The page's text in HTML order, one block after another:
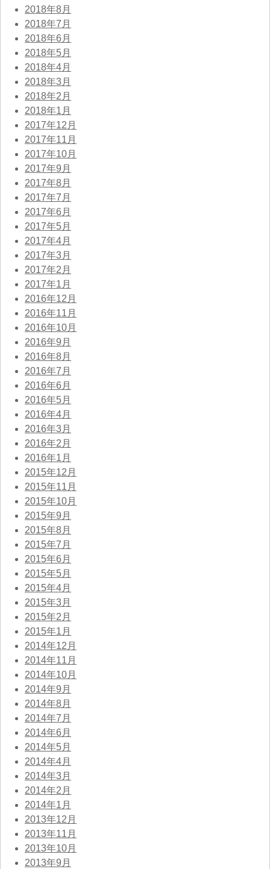
2018年8月
2018年7月
2018年6月
2018年5月
2018年4月
2018年3月
2018年2月
2018年1月
2017年12月
2017年11月
2017年10月
2017年9月
2017年8月
2017年7月
2017年6月
2017年5月
2017年4月
2017年3月
2017年2月
2017年1月
2016年12月
2016年11月
2016年10月
2016年9月
2016年8月
2016年7月
2016年6月
2016年5月
2016年4月
2016年3月
2016年2月
2016年1月
2015年12月
2015年11月
2015年10月
2015年9月
2015年8月
2015年7月
2015年6月
2015年5月
2015年4月
2015年3月
2015年2月
2015年1月
2014年12月
2014年11月
2014年10月
2014年9月
2014年8月
2014年7月
2014年6月
2014年5月
2014年4月
2014年3月
2014年2月
2014年1月
2013年12月
2013年11月
2013年10月
2013年9月